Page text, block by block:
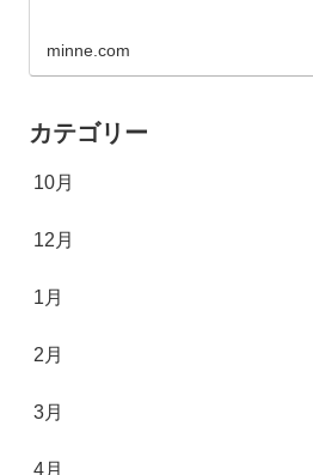
minne.com
カテゴリー
10月
12月
1月
2月
3月
4月